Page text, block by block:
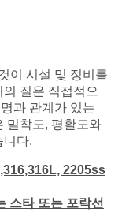
이 시설 및 정비를
질은 직접적으
과 관계가 있는
밀착도, 평활도와
니다.
2205ss
스타 또는 포락선